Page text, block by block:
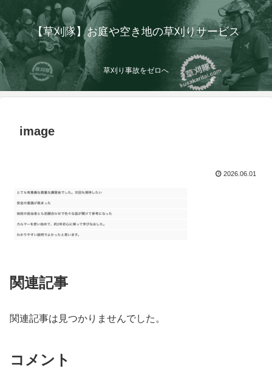
【草刈隊】お庭や空き地の草刈りサービス
草刈り事故をゼロへ
image
2026.06.01
関連記事
関連記事は見つかりませんでした。
コメント